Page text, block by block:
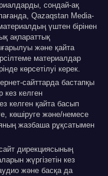
сондай-ақ
Qazaqstan Media-
үштен бірінен
ақпараттық
және қайта
материалдар
көрсетілуі керек.
сайттарда бастапқы
кез келген
келген қайта басып
көшіруге және/немесе
жазбаша рұқсатымен
дирекциясының
жүргізетін кез
және басқа да